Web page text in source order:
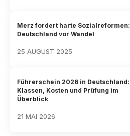
Merz fordert harte Sozialreformen:
Deutschland vor Wandel
25 AUGUST 2025
Führerschein 2026 in Deutschland:
Klassen, Kosten und Prüfung im
Überblick
21 MAI 2026